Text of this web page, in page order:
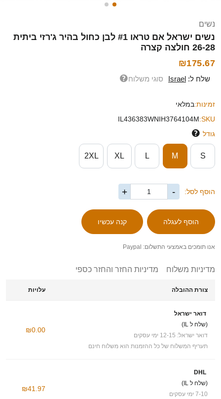
נשים
נשים ישראל אם טראו #1 לבן כחול בהיר ג'רזי ביתית
26-28 חולצה קצרה
₪175.67
שלח ל: Israel סוגי משלוח
זמינות:במלאי
SKU:
IL436383WNIH3764104M
גודל
S
M
L
XL
2XL
הוסף לסל: -
+
אנו תומכים באמצעי התשלום: Paypal
מדיניות משלוח מדיניות החזר והחזר כספי
צורת ההובלה עלויות
דואר ישראל
(שלח ל IL)
דואר ישראל: 12-15 ימי עסקים
תעריף המשלוח של כל ההזמנות הוא משלוח חינם
₪0.00
DHL
(שלח ל IL)
7-10 ימי עסקים
₪41.97